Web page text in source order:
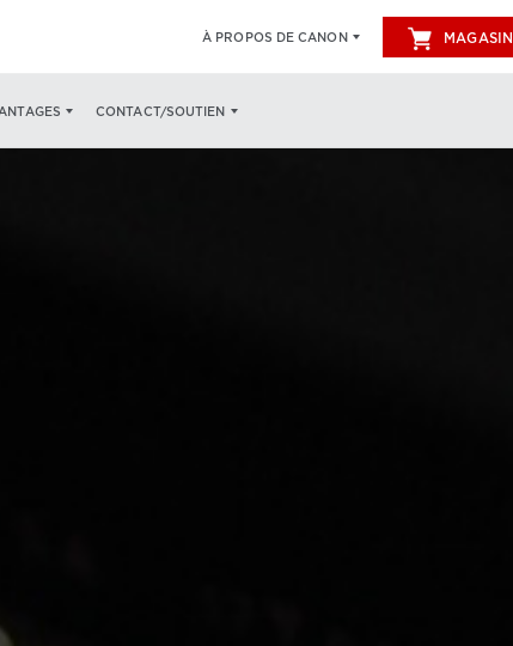
À PROPOS DE CANON MAGASIN
CONTACT/SOUTIEN